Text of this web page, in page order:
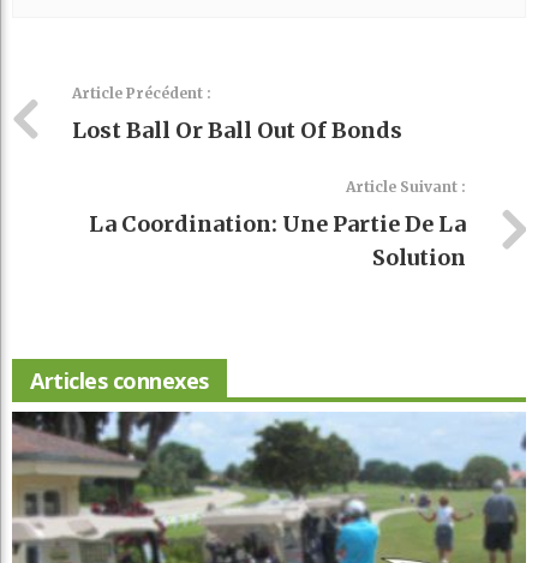
Article Précédent :
Lost Ball Or Ball Out Of Bonds
Article Suivant :
La Coordination: Une Partie De La
Solution
Articles connexes